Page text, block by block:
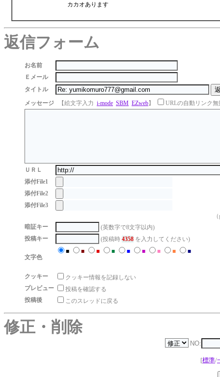
カカオあります
返信フォーム
お名前
Ｅメール
タイトル
メッセージ
【絵文字入力 i-mode SBM EZweb】 URLの自動リンク無
ＵＲＬ
添付File1
添付File2
添付File3
暗証キー
(英数字で8文字以内)
投稿キー
(投稿時 4358 を入力してください)
文字色
■ ■ ■ ■ ■ ■ ■ ■ ■
クッキー
クッキー情報を記録しない
プレビュー
投稿を確認する
投稿後
このスレッドに戻る
修正・削除
NO:
[標準/